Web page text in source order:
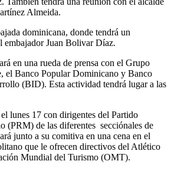
Almeida.
dominicana, donde tendrá un
embajador Juan Bolivar Díaz.
en una rueda de prensa con el Grupo
el Banco Popular Dominicano y Banco
(BID). Esta actividad tendrá lugar a las
lunes 17 con dirigentes del Partido
(PRM) de las diferentes secciónales de
junto a su comitiva en una cena en el
que le ofrecen directivos del Atlético
Mundial del Turismo (OMT).